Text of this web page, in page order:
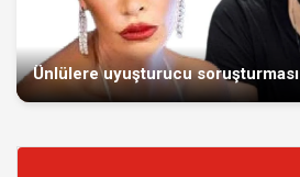
Ünlülere uyuşturucu soruşturması